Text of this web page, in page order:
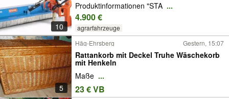
10
Produktinformationen "STA ...
4.900 €
agrarfahrzeuge
5
Häg-Ehrsberg Gestern, 15:07
Rattankorb mit Deckel Truhe Wäschekorb
mit Henkeln
Maße ...
23 € VB